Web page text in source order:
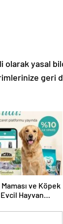
olarak yasal
geri
ve Köpek
Evcil Hayvan